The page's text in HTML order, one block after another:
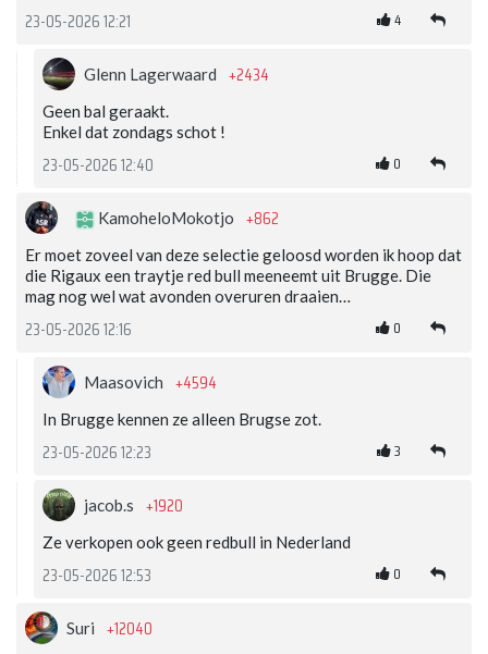
23-05-2026 12:21 4
Glenn Lagerwaard +2434
Geen bal geraakt.
Enkel dat zondags schot !
23-05-2026 12:40 0
KamoheloMokotjo +862
Er moet zoveel van deze selectie geloosd worden ik hoop dat
die Rigaux een traytje red bull meeneemt uit Brugge. Die
mag nog wel wat avonden overuren draaien…
23-05-2026 12:16 0
Maasovich +4594
In Brugge kennen ze alleen Brugse zot.
23-05-2026 12:23 3
jacob.s +1920
Ze verkopen ook geen redbull in Nederland
23-05-2026 12:53 0
Suri +12040